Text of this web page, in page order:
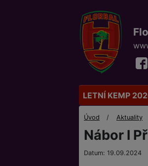
LETNÍ KEMP
Úvod Aktuality
Nábor l
Datum: 19.09.2024